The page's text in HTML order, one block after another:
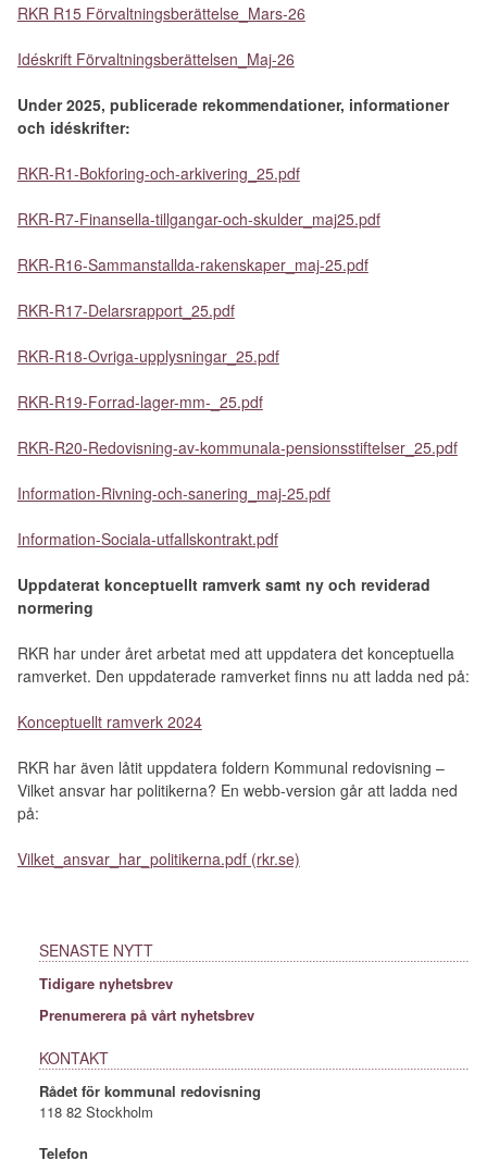
RKR R15 Förvaltningsberättelse_Mars-26
Idéskrift Förvaltningsberättelsen_Maj-26
Under 2025, publicerade rekommendationer, informationer
och idéskrifter:
RKR-R1-Bokforing-och-arkivering_25.pdf
RKR-R7-Finansella-tillgangar-och-skulder_maj25.pdf
RKR-R16-Sammanstallda-rakenskaper_maj-25.pdf
RKR-R17-Delarsrapport_25.pdf
RKR-R18-Ovriga-upplysningar_25.pdf
RKR-R19-Forrad-lager-mm-_25.pdf
RKR-R20-Redovisning-av-kommunala-pensionsstiftelser_25.pdf
Information-Rivning-och-sanering_maj-25.pdf
Information-Sociala-utfallskontrakt.pdf
Uppdaterat konceptuellt ramverk samt ny och reviderad
normering
RKR har under året arbetat med att uppdatera det konceptuella
ramverket. Den uppdaterade ramverket finns nu att ladda ned på:
Konceptuellt ramverk 2024
RKR har även låtit uppdatera foldern Kommunal redovisning –
Vilket ansvar har politikerna? En webb-version går att ladda ned
på:
Vilket_ansvar_har_politikerna.pdf (rkr.se)
SENASTE NYTT
Tidigare nyhetsbrev
Prenumerera på vårt nyhetsbrev
KONTAKT
Rådet för kommunal redovisning
118 82 Stockholm
Telefon